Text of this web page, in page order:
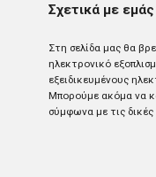
Σχετικά με εμάς
Στη σελίδα μας θα
ηλεκτρονικό
εξειδικευμένους
Mπορούμε ακόμα να
σύμφωνα με τις δικές